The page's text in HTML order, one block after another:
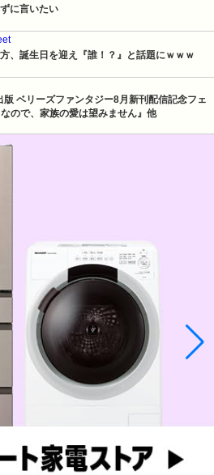
に言いたい
、誕生日を迎え『誰！？』と話題にｗｗｗ
ベリーズファンタジー8月新刊配信記念フェ
ので、家族の愛は望みません』他